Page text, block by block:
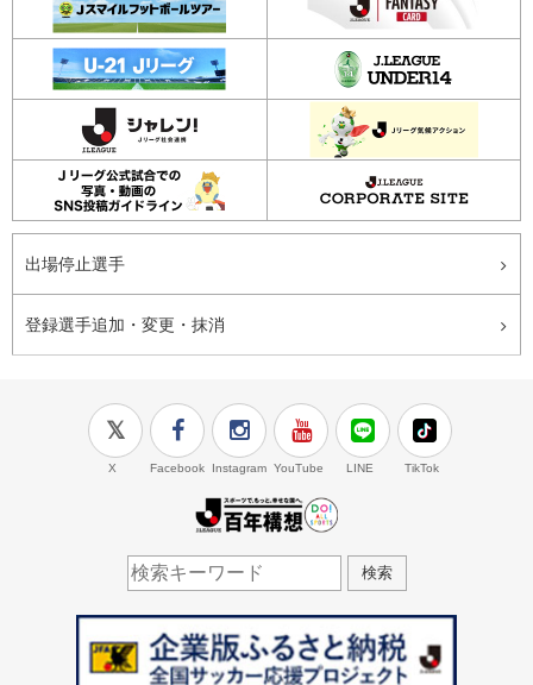
出場停止選手
登録選手追加・変更・抹消
X Facebook Instagram YouTube LINE TikTok
検索